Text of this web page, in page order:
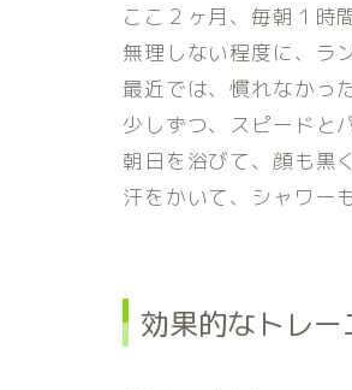
ここ２ヶ月、毎朝１時
無理しない程度に、ラ
最近では、慣れなかっ
少しずつ、スピードと
朝日を浴びて、顔も黒
汗をかいて、シャワー
効果的なトレー